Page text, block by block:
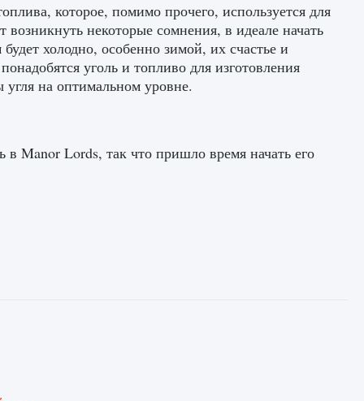
которое, помимо прочего, используется для
некоторые сомнения, в идеале начать
холодно, особенно зимой, их счастье и
уголь и топливо для изготовления
на оптимальном уровне.
Manor Lords, так что пришло время начать его